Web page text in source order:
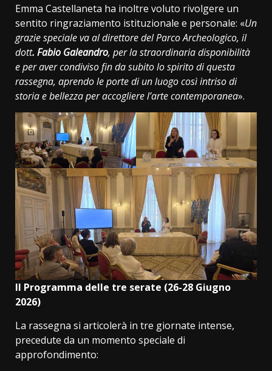
Emma Castellaneta ha inoltre voluto rivolgere un
sentito ringraziamento istituzionale e personale: «Un
grazie speciale va al direttore del Parco Archeologico, il
dott. Fabio Galeandro, per la straordinaria disponibilità
e per aver condiviso fin da subito lo spirito di questa
rassegna, aprendo le porte di un luogo così intriso di
storia e bellezza per accogliere l’arte contemporanea».
Il Programma delle tre serate (26-28 Giugno
2026)
La rassegna si articolerà in tre giornate intense,
precedute da un momento speciale di
approfondimento: